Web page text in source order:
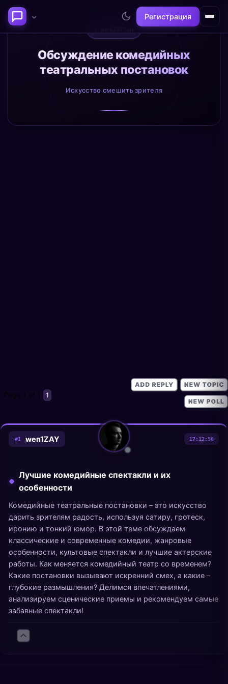
Регистрация
Последние темы
Философия сознания:
где граница между "я" и
Нейронаука и
реальность
Обсуждение комедийных
театральных постановок
Искусство смешить зрителя
Page 1 of 1 1
#1 wen1ZAY 17:12:58
Лучшие комедийные спектакли и их
особенности
Комедийные театральные постановки – это искусство
дарить зрителям радость, используя сатиру, гротеск,
иронию и тонкий юмор. В этой теме обсуждаем
классические и современные комедии, жанровые
особенности, культовые спектакли и лучшие актерские
работы. Как меняется комедийный театр со временем?
Какие постановки вызывают искренний смех, а какие –
глубокие размышления? Делимся впечатлениями,
анализируем сценические приемы и рекомендуем самые
забавные спектакли!